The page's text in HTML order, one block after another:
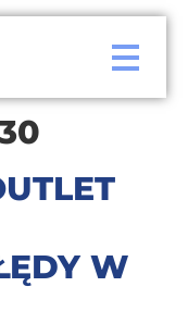
W